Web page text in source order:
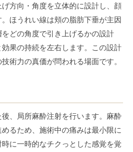
方向・角度を立体的に設計し、顔
ほうれい線は頬の脂肪下垂が主因
どの角度で引き上げるかの設計
果の持続を左右します。この設計
術力の真価が問われる場面です。
、局所麻酔注射を行います。麻酔
るため、施術中の痛みは最小限に
に一時的なチクっとした感覚を覚